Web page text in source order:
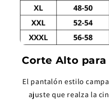
Corte Alto
El pantalón estilo
ajuste que realza la